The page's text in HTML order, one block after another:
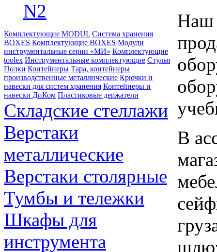
N2
Комплектующие MODUL Система хранения
BOXES Комплектующие BOXES Модули
инструментальные серии «МИ» Комплектующие
toolex Инструментальные комплектующие Стулья
Полки Контейнеры Тара, контейнеры
производственные металлические Крючки и
навески для систем хранения Контейнеры и
навески ДиКом Пластиковые держатели
Складские стеллажи
Верстаки
металлические
Верстаки столярные
Тумбы и тележки
Шкафы для
инструмента
Наш
В